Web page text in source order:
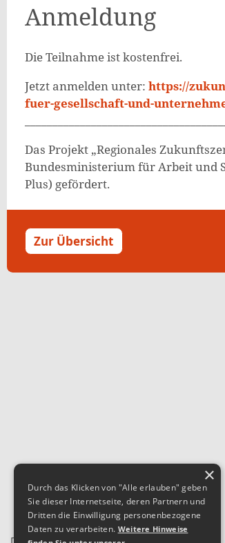
Anmeldung
Die Teilnahme ist kostenfrei.
Jetzt anmelden unter: https://
fuer-gesellschaft-und-
Das Projekt „Regionales
Bundesministerium für Arbeit und
Plus) gefördert.
Zur Übersicht
×
Durch das Klicken von "Alle erlauben" geben
Sie dieser Internetseite, deren Partnern und
Dritten die Einwilligung personenbezogene
Daten zu verarbeiten. Weitere Hinweise